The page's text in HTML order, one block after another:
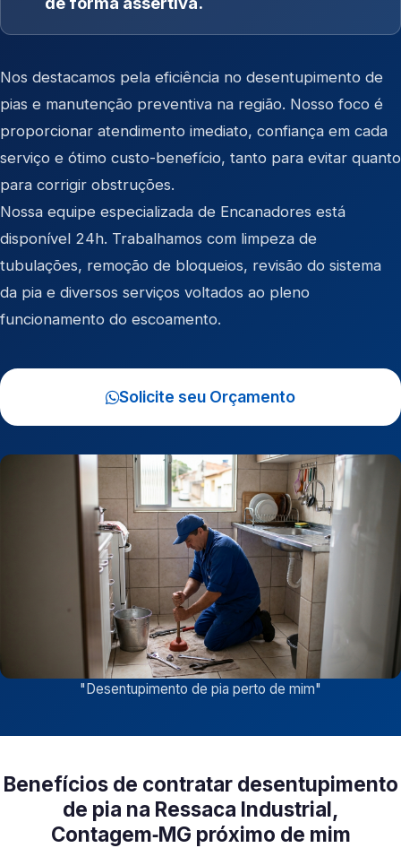
Nos destacamos pela eficiência no desentupimento de
pias e manutenção preventiva na região. Nosso foco é
proporcionar atendimento imediato, confiança em cada
serviço e ótimo custo-benefício, tanto para evitar quanto
para corrigir obstruções.
Nossa equipe especializada de Encanadores está
disponível 24h. Trabalhamos com limpeza de
tubulações, remoção de bloqueios, revisão do sistema
da pia e diversos serviços voltados ao pleno
funcionamento do escoamento.
Solicite seu Orçamento
"Desentupimento de pia perto de mim"
Benefícios de contratar desentupimento
de pia na Ressaca Industrial,
Contagem‑MG próximo de mim